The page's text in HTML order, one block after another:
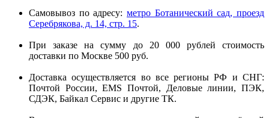
Самовывоз по адресу: метро Ботанический сад, проезд
Серебрякова, д. 14, стр. 15.
При заказе на сумму до 20 000 рублей стоимость
доставки по Москве 500 руб.
Доставка осуществляется во все регионы РФ и СНГ:
Почтой России, EMS Почтой, Деловые линии, ПЭК,
СДЭК, Байкал Сервис и другие ТК.